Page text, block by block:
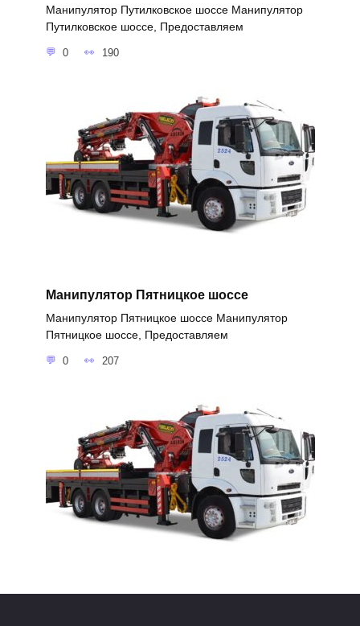
Манипулятор Путилковское шоссе Манипулятор
Путилковское шоссе, Предоставляем
0 190
Манипулятор Пятницкое шоссе
Манипулятор Пятницкое шоссе Манипулятор
Пятницкое шоссе, Предоставляем
0 207